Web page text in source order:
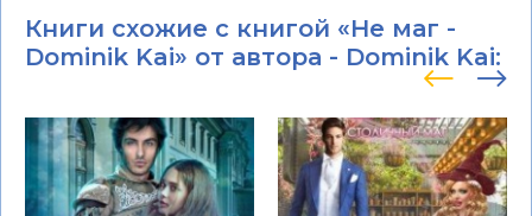
Книги схожие с книгой «Не маг -
Dominik Kai» от автора - Dominik Kai: